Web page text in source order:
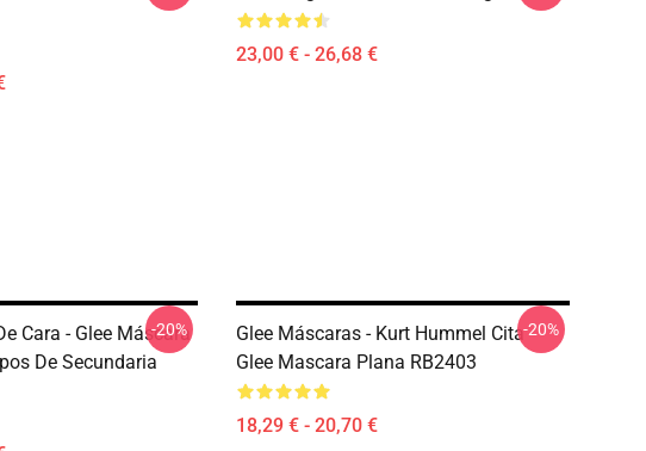
23,00 € - 26,68 €
Cara - Glee Máscara
De Secundaria
-20%
Glee Máscaras - Kurt Hummel Cita -
Glee Mascara Plana RB2403
18,29 € - 20,70 €
-20%